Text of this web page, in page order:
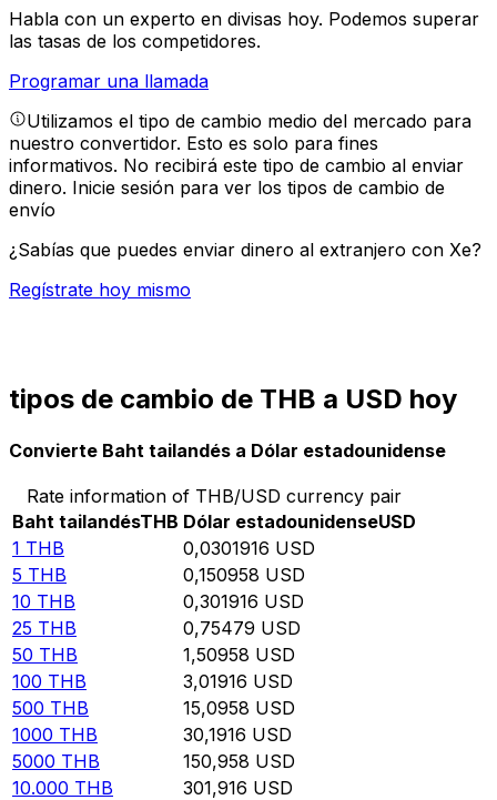
Habla con un experto en divisas hoy. Podemos superar
las tasas de los competidores.
Programar una llamada
Utilizamos el tipo de cambio medio del mercado para
nuestro convertidor. Esto es solo para fines
informativos. No recibirá este tipo de cambio al enviar
dinero. Inicie sesión para ver los tipos de cambio de
envío
¿Sabías que puedes enviar dinero al extranjero con Xe?
Regístrate hoy mismo
tipos de cambio de THB a USD hoy
Convierte Baht tailandés a Dólar estadounidense
Rate information of THB/USD currency pair
Baht tailandésTHB Dólar estadounidenseUSD
1 THB 0,0301916 USD
5 THB 0,150958 USD
10 THB 0,301916 USD
25 THB 0,75479 USD
50 THB 1,50958 USD
100 THB 3,01916 USD
500 THB 15,0958 USD
1000 THB 30,1916 USD
5000 THB 150,958 USD
10.000 THB 301,916 USD